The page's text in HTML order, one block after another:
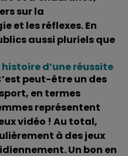
sur la
et les réflexes. En
aussi pluriels que
d’une réussite
peut-être un des
en termes
représentent
vidéo ! Au total,
à des jeux
Un bon en